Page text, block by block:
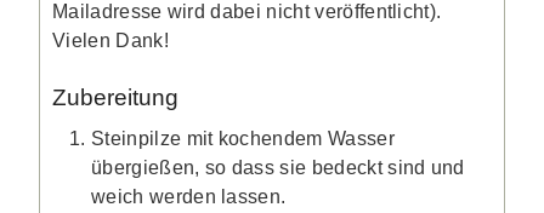
Mailadresse wird dabei nicht veröffentlicht).
Vielen Dank!
Zubereitung
Steinpilze mit kochendem Wasser
übergießen, so dass sie bedeckt sind und
weich werden lassen.